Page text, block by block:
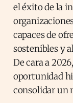
el éxito de la
capaces de
sostenibles y
De cara a
oportunidad
consolidar un